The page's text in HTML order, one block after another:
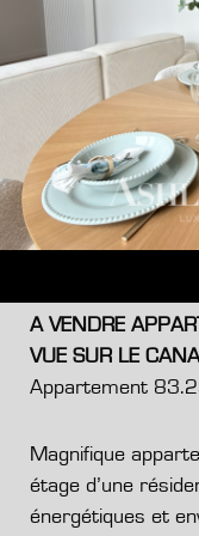
5KM 10KM
Critères
Piscine
A VENDRE
VUE SUR LE
Appartement
Magnifique
étage d’une
énergétiques et